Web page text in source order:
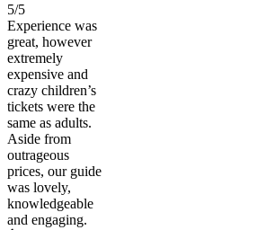
5/5
Experience was
great, however
extremely
expensive and
crazy children’s
tickets were the
same as adults.
Aside from
outrageous
prices, our guide
was lovely,
knowledgeable
and engaging.